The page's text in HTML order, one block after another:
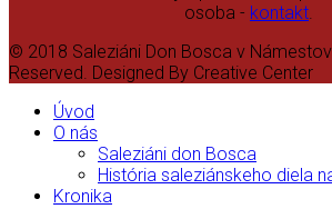
osoba - kontakt.
© 2018 Saleziáni Don Bosca v
Reserved. Designed By Creative Center
Úvod
O nás
Saleziáni don Bosca
História saleziánskeho diela
Kronika